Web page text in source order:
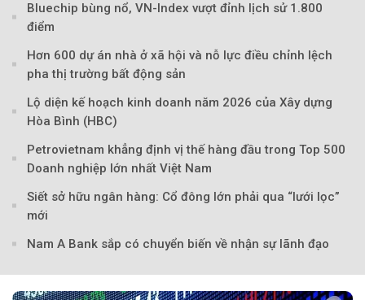
Theo
Bluechip bùng nổ, VN-Index vượt đỉnh lịch sử 1.800
điểm
Hơn 600 dự án nhà ở xã hội và nỗ lực điều chỉnh lệch
pha thị trường bất động sản
Lộ diện kế hoạch kinh doanh năm 2026 của Xây dựng
Hòa Bình (HBC)
Petrovietnam khẳng định vị thế hàng đầu trong Top 500
Doanh nghiệp lớn nhất Việt Nam
Siết sở hữu ngân hàng: Cổ đông lớn phải qua “lưới lọc”
mới
Nam A Bank sắp có chuyển biến về nhận sự lãnh đạo